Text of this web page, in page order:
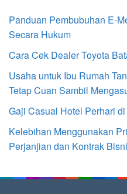
Panduan Pembubuhan E-
Secara Hukum
Cara Cek Dealer Toyota
Usaha untuk Ibu Rumah
Tetap Cuan Sambil
Gaji Casual Hotel Perhari
Kelebihan Menggunakan
Perjanjian dan Kontrak